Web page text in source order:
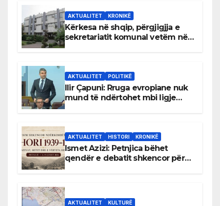
AKTUALITET KRONIKË
Kërkesa në shqip, përgjigjja e
sekretariatit komunal vetëm në
AKTUALITET POLITIKË
Ilir Çapuni: Rruga evropiane nuk
mund të ndërtohet mbi ligje
AKTUALITET HISTORI KRONIKË
Ismet Azizi: Petnjica bëhet
qendër e debatit shkencor për
AKTUALITET KULTURË